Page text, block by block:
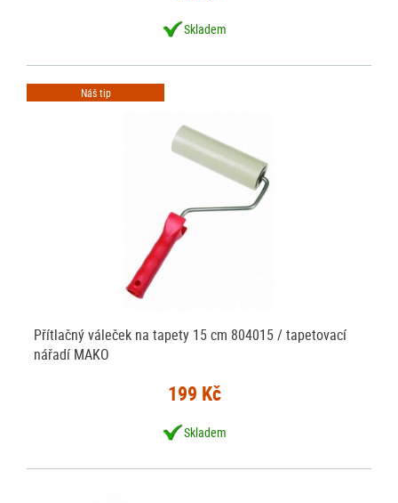
Skladem
Náš tip
Přítlačný váleček na tapety 15 cm 804015 / tapetovací
nářadí MAKO
199 Kč
Skladem